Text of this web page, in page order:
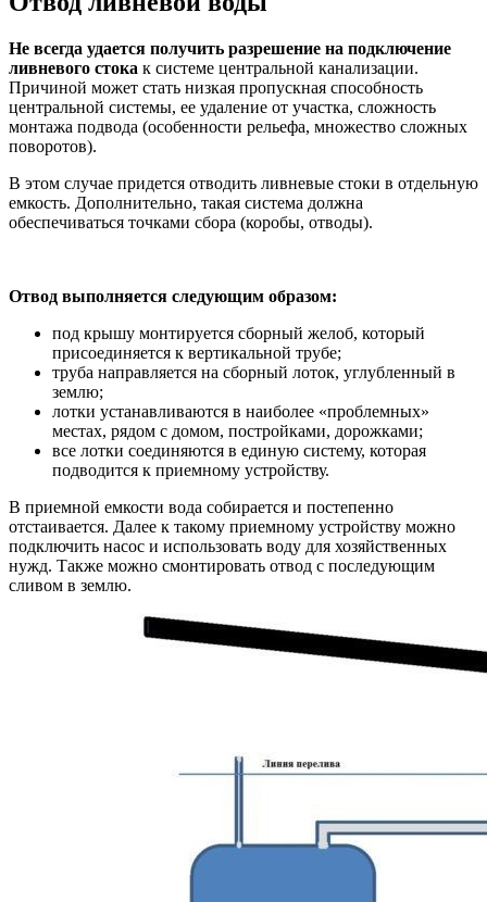
Не всегда удается получить разрешение на подключение
ливневого стока к системе центральной канализации.
Причиной может стать низкая пропускная способность
центральной системы, ее удаление от участка, сложность
монтажа подвода (особенности рельефа, множество сложных
поворотов).
В этом случае придется отводить ливневые стоки в отдельную
емкость. Дополнительно, такая система должна
обеспечиваться точками сбора (коробы, отводы).
Отвод выполняется следующим образом:
под крышу монтируется сборный желоб, который
присоединяется к вертикальной трубе;
труба направляется на сборный лоток, углубленный в
землю;
лотки устанавливаются в наиболее «проблемных»
местах, рядом с домом, постройками, дорожками;
все лотки соединяются в единую систему, которая
подводится к приемному устройству.
В приемной емкости вода собирается и постепенно
отстаивается. Далее к такому приемному устройству можно
подключить насос и использовать воду для хозяйственных
нужд. Также можно смонтировать отвод с последующим
сливом в землю.